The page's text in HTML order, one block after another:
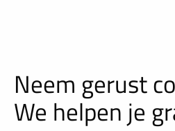
Neem gerust
We helpen je